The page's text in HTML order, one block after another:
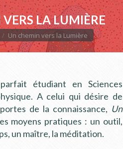
LA LUMIÈRE
Un chemin vers la Lumière
étudiant en Sciences
A celui qui désire de
de la connaissance, Un
moyens pratiques : un outil,
un maître, la méditation.